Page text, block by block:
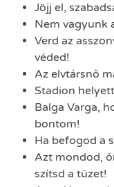
Jöjj el,
Nem vagyunk
Verd az
véded!
Az elvtársnő
Stadion
Balga Varga,
bontom!
Ha befogod a
Azt mondod,
szítsd a tüzet!